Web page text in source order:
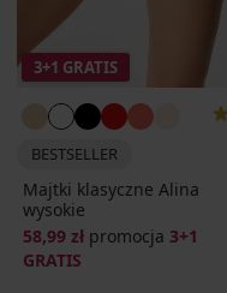
3+1 GRATIS
BESTSELLER
Majtki klasyczne Alina
wysokie
58,99 zł promocja 3+1
GRATIS